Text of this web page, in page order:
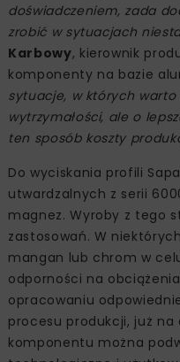
doświadczeniem, zada
zrobić w sytuacjach
Karbowy, kierownik
komponenty na bazie
sytuacje, w których
wytrzymałości, ale o
ten sposób koszty
Do wyciskania profili
utwardzalnych z serii
magnez. Wyroby z tego
zastosowań. W
mangan lub chrom w
odporności na
opracowaniu
procesu produkcji, już
komponentu można